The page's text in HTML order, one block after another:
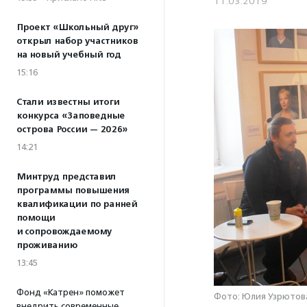
Проект «Школьный друг»
открыл набор участников
на новый учебный год
15:16
Стали известны итоги
конкурса «Заповедные
острова России — 2026»
14:21
Минтруд представил
программы повышения
квалификации по ранней
помощи
и сопровождаемому
проживанию
13:45
Фонд «Катрен» поможет
Фото: Юлия